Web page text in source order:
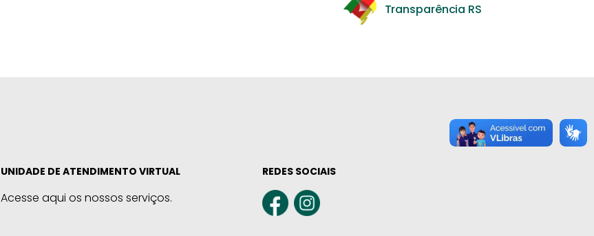
Transparência RS
UNIDADE DE ATENDIMENTO VIRTUAL
Acesse aqui os nossos serviços.
REDES SOCIAIS